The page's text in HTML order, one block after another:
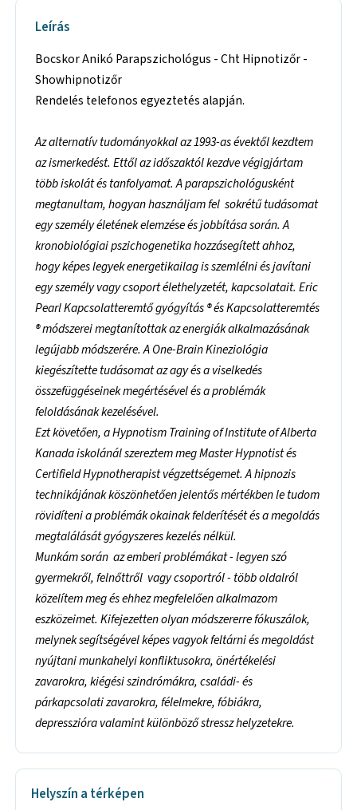
Leírás
Bocskor Anikó Parapszichológus - Cht Hipnotizőr -
Showhipnotizőr
Rendelés telefonos egyeztetés alapján.
Az alternatív tudományokkal az 1993-as évektől kezdtem
az ismerkedést. Ettől az időszaktól kezdve végigjártam
több iskolát és tanfolyamat. A parapszichológusként
megtanultam, hogyan használjam fel sokrétű tudásomat
egy személy életének elemzése és jobbítása során. A
kronobiológiai pszichogenetika hozzásegített ahhoz,
hogy képes legyek energetikailag is szemlélni és javítani
egy személy vagy csoport élethelyzetét, kapcsolatait. Eric
Pearl Kapcsolatteremtő gyógyítás® és Kapcsolatteremtés
® módszerei megtanítottak az energiák alkalmazásának
legújabb módszerére. A One-Brain Kineziológia
kiegészítette tudásomat az agy és a viselkedés
összefüggéseinek megértésével és a problémák
feloldásának kezelésével.
Ezt követően, a Hypnotism Training of Institute of Alberta
Kanada iskolánál szereztem meg Master Hypnotist és
Certifield Hypnotherapist végzettségemet. A hipnozis
technikájának köszönhetően jelentős mértékben le tudom
rövidíteni a problémák okainak felderítését és a megoldás
megtalálását gyógyszeres kezelés nélkül.
Munkám során az emberi problémákat - legyen szó
gyermekről, felnőttről vagy csoportról - több oldalról
közelítem meg és ehhez megfelelően alkalmazom
eszközeimet. Kifejezetten olyan módszererre fókuszálok,
melynek segítségével képes vagyok feltárni és megoldást
nyújtani munkahelyi konfliktusokra, önértékelési
zavarokra, kiégési szindrómákra, családi- és
párkapcsolati zavarokra, félelmekre, fóbiákra,
depresszióra valamint különböző stressz helyzetekre.
Helyszín a térképen